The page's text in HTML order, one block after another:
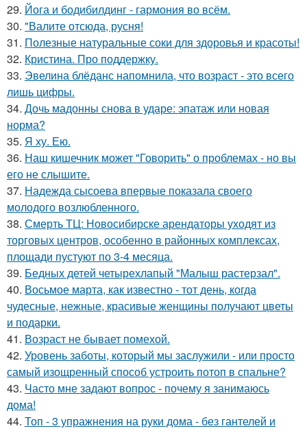
29. Йога и бодибилдинг - гармония во всём.
30. "Валите отсюда, русня!
31. Полезные натуральные соки для здоровья и красоты!
32. Кристина. Про поддержку.
33. Эвелина блёданс напомнила, что возраст - это всего
лишь цифры.
34. Дочь мадонны снова в ударе: эпатаж или новая
норма?
35. Я ху. Ею.
36. Наш кишечник может "Говорить" о проблемах - но вы
его не слышите.
37. Надежда сысоева впервые показала своего
молодого возлюбленного.
38. Смерть ТЦ: Новосибирске арендаторы уходят из
торговых центров, особенно в районных комплексах,
площади пустуют по 3-4 месяца.
39. Бедных детей четырехлапый "Малыш растерзал".
40. Восьмое марта, как известно - тот день, когда
чудесные, нежные, красивые женщины получают цветы
и подарки.
41. Возраст не бывает помехой.
42. Уровень заботы, который мы заслужили - или просто
самый изощренный способ устроить потоп в спальне?
43. Часто мне задают вопрос - почему я занимаюсь
дома!
44. Топ - 3 упражнения на руки дома - без гантелей и